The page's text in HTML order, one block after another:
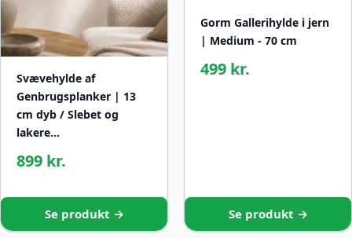
Svævehylde af
Genbrugsplanker | 13
cm dyb / Slebet og
lakere…
899 kr.
Se produkt →
Gorm Gallerihylde i jern
| Medium - 70 cm
499 kr.
Se produkt →